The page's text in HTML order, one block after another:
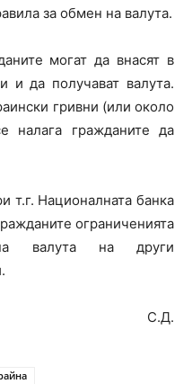
за обмен на валута.
могат да внасят в
и да получават валута.
гривни (или около
налага гражданите да
т.г. Националната банка
ограниченията
валута на други
С.Д.